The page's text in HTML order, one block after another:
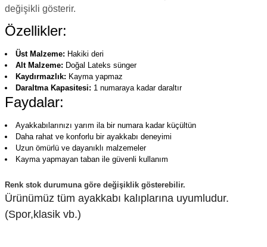
değişikli gösterir.
Özellikler:
Üst Malzeme: Hakiki deri
Alt Malzeme: Doğal Lateks sünger
Kaydırmazlık: Kayma yapmaz
Daraltma Kapasitesi: 1 numaraya kadar daraltır
Faydalar:
Ayakkabılarınızı yarım ila bir numara kadar küçültün
Daha rahat ve konforlu bir ayakkabı deneyimi
Uzun ömürlü ve dayanıklı malzemeler
Kayma yapmayan taban ile güvenli kullanım
Renk stok durumuna göre değişiklik gösterebilir.
Ürünümüz tüm ayakkabı kalıplarına uyumludur.
(Spor,klasik vb.)